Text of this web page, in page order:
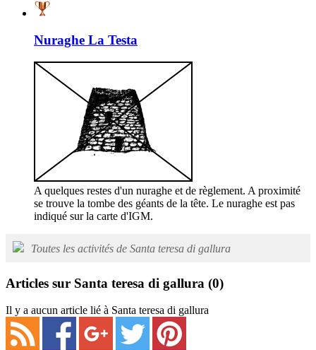
Nuraghe La Testa
A quelques restes d'un nuraghe et de règlement. A proximité
se trouve la tombe des géants de la tête. Le nuraghe est pas
indiqué sur la carte d'IGM.
Toutes les activités de Santa teresa di gallura
Articles sur Santa teresa di gallura (0)
Il y a aucun article lié à Santa teresa di gallura